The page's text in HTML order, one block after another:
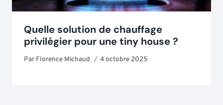
Quelle solution de chauffage
privilégier pour une tiny house ?
Par Florence Michaud 4 octobre 2025